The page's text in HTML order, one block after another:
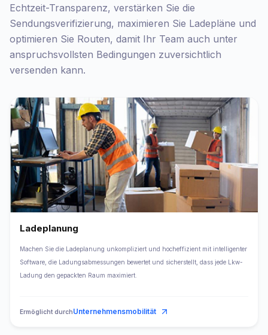
Echtzeit-Transparenz, verstärken Sie die
Sendungsverifizierung, maximieren Sie Ladepläne und
optimieren Sie Routen, damit Ihr Team auch unter
anspruchsvollsten Bedingungen zuversichtlich
versenden kann.
Ladeplanung
Machen Sie die Ladeplanung unkompliziert und hocheffizient mit intelligenter
Software, die Ladungsabmessungen bewertet und sicherstellt, dass jede Lkw-
Ladung den gepackten Raum maximiert.
Ermöglicht durchUnternehmensmobilität